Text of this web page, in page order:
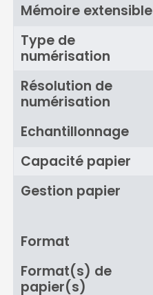
Mémoire extensible
Type de
numérisation
Résolution de
numérisation
Echantillonnage
Capacité papier
Gestion papier
Format
Format(s) de
papier(s)